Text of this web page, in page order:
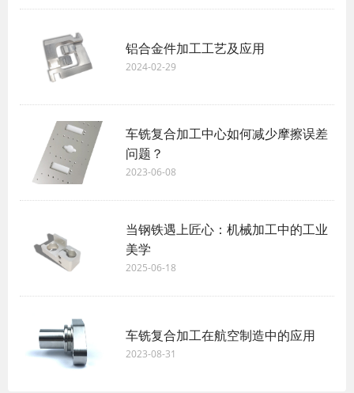
铝合金件加工工艺及应用
2024-02-29
车铣复合加工中心如何减少摩擦误差
问题？
2023-06-08
当钢铁遇上匠心：机械加工中的工业
美学
2025-06-18
车铣复合加工在航空制造中的应用
2023-08-31